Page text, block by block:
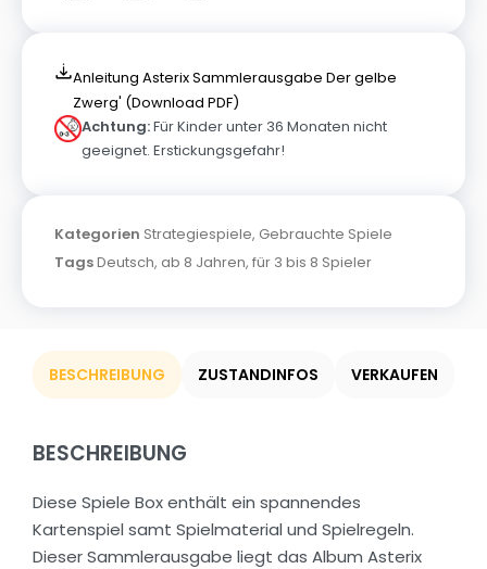
Anleitung Asterix Sammlerausgabe Der gelbe
Zwerg' (Download PDF)
Achtung:Für Kinder unter 36 Monaten nicht
geeignet. Erstickungsgefahr!
Kategorien Strategiespiele, Gebrauchte Spiele
TagsDeutsch, ab 8 Jahren, für 3 bis 8 Spieler
BESCHREIBUNG ZUSTANDINFOS VERKAUFEN
BESCHREIBUNG
Diese Spiele Box enthält ein spannendes
Kartenspiel samt Spielmaterial und Spielregeln.
Dieser Sammlerausgabe liegt das Album Asterix